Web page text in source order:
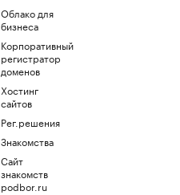
Облако для
бизнеса
Корпоративный
регистратор
доменов
Хостинг
сайтов
Рег.решения
Знакомства
Сайт
знакомств
podbor.ru